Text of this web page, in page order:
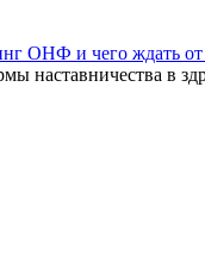
ОНФ и чего ждать
наставничества в